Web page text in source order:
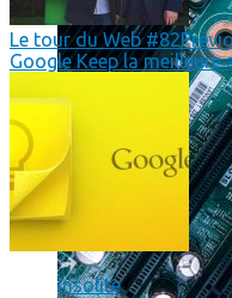
Le tour du Web #82
Google Keep la
Insolite